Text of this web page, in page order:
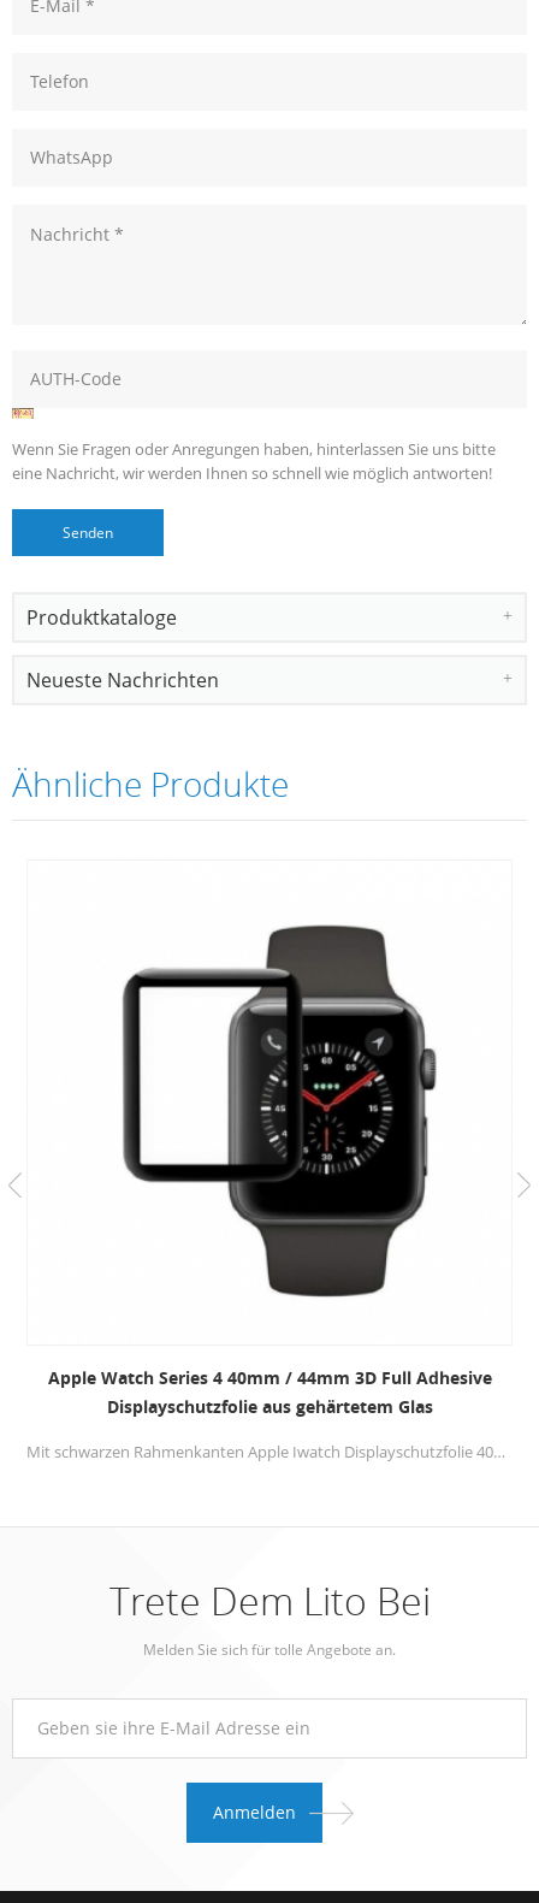
Wenn Sie Fragen oder Anregungen haben, hinterlassen Sie uns bitte
eine Nachricht, wir werden Ihnen so schnell wie möglich antworten!
Produktkataloge
Neueste Nachrichten
Ähnliche Produkte
Apple Watch Series 4 40mm / 44mm 3D Full Adhesive
Displayschutzfolie aus gehärtetem Glas
Mit schwarzen Rahmenkanten Apple Iwatch Displayschutzfolie 40mm / 44mm deckt nur den 98% -Bereich ab, um weiße Kanten zu vermeiden, passt jedoch perfekt
Trete Dem Lito Bei
Melden Sie sich für tolle Angebote an.